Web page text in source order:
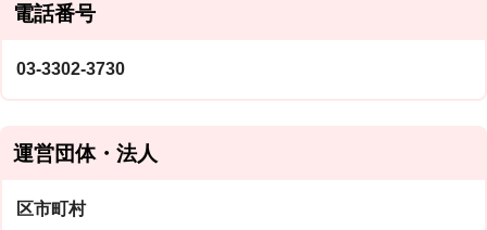
電話番号
03-3302-3730
運営団体・法人
区市町村